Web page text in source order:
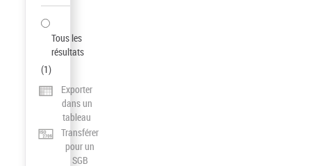
Tous les
résultats
(1)
Exporter
dans un
tableau
Transférer
pour un
SGB